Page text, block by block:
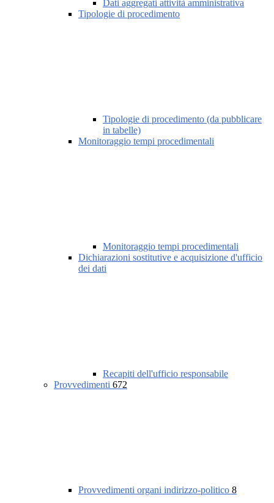
Dati aggregati attività amministrativa
Tipologie di procedimento
Tipologie di procedimento (da pubblicare
in tabelle)
Monitoraggio tempi procedimentali
Monitoraggio tempi procedimentali
Dichiarazioni sostitutive e acquisizione d'ufficio
dei dati
Recapiti dell'ufficio responsabile
Provvedimenti 672
Provvedimenti organi indirizzo-politico 8